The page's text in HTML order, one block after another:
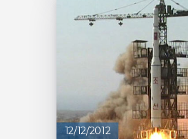
12/12/2012